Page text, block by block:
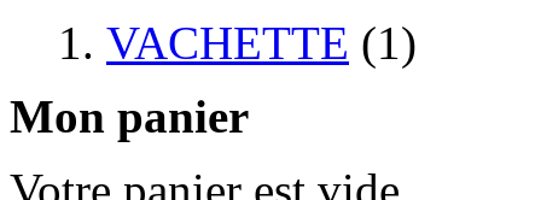
VACHETTE (1)
Mon panier
Votre panier est vide.